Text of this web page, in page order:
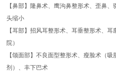
【鼻部】隆鼻术、鹰沟鼻整形术、歪鼻、
头缩小
【耳部】招风耳整形术、耳垂整形术、耳
院）
【颌面部】不良面型整形术、瘦脸术（吸
剂）、丰下巴术